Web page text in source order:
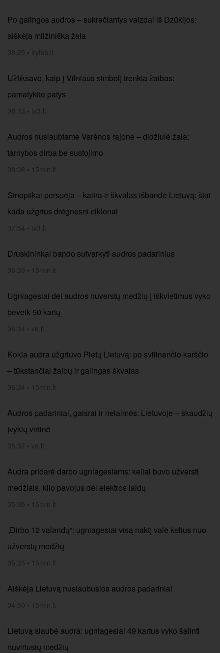
Po galingos audros – sukrečiantys vaizdai iš Dzūkijos:
aiškėja milžiniška žala
08:25 • lrytas.lt
Užfiksavo, kaip į Vilniaus simbolį trenkia žaibas:
pamatykite patys
08:13 • tv3.lt
Audros nusiaubtame Varėnos rajone – didžiulė žala:
tarnybos dirba be sustojimo
08:08 • 15min.lt
Sinoptikai perspėja – kaitra ir škvalas išbandė Lietuvą: štai
kada užgrius drėgnesni ciklonai
07:54 • tv3.lt
Druskininkai bando sutvarkyti audros padarinius
06:39 • 15min.lt
Ugniagesiai dėl audros nuverstų medžių į iškvietimus vyko
beveik 50 kartų
06:34 • ve.lt
Kokia audra užgriuvo Pietų Lietuvą: po svilinančio karščio
– tūkstančiai žaibų ir galingas škvalas
06:24 • 15min.lt
Audros padariniai, gaisrai ir nelaimės: Lietuvoje – skaudžių
įvykių virtinė
05:37 • ve.lt
Audra pridarė darbo ugniagesiams: keliai buvo užversti
medžiais, kilo pavojus dėl elektros laidų
05:35 • 15min.lt
„Dirbo 12 valandų“: ugniagesiai visą naktį valė kelius nuo
užverstų medžių
05:35 • 15min.lt
Aiškėja Lietuvą nusiaubusios audros padariniai
04:50 • 15min.lt
Lietuvą siaubė audra: ugniagesiai 49 kartus vyko šalinti
nuvirtusių medžių